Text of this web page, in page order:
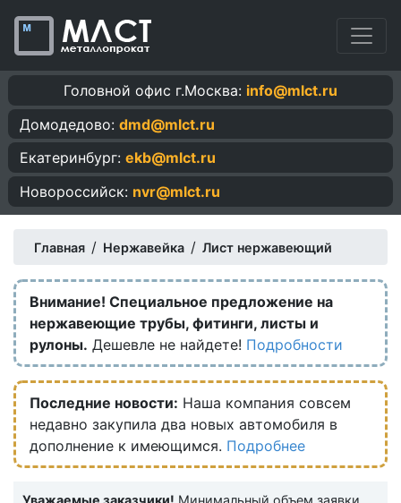
Головной офис г.Москва: info@mlct.ru
Домодедово: dmd@mlct.ru
Екатеринбург: ekb@mlct.ru
Новороссийск: nvr@mlct.ru
Главная / Нержавейка / Лист нержавеющий
Внимание! Специальное предложение на
нержавеющие трубы, фитинги, листы и
рулоны. Дешевле не найдете! Подробности
Последние новости: Наша компания совсем
недавно закупила два новых автомобиля в
дополнение к имеющимся. Подробнее
Уважаемые заказчики! Минимальный объем заявки